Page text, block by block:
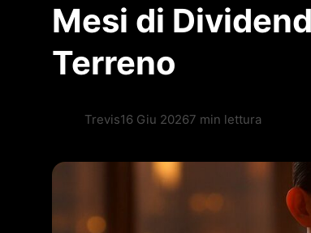
Mesi di
Terreno
Trevis16 Giu 20267 min lettura